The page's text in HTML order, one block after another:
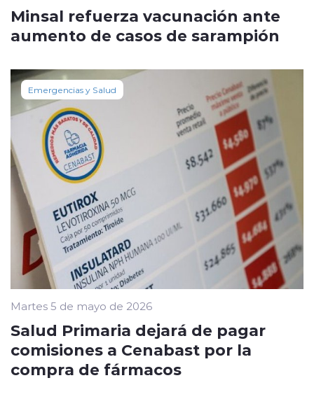
Minsal refuerza vacunación ante
aumento de casos de sarampión
Emergencias y Salud
Martes 5 de mayo de 2026
Salud Primaria dejará de pagar
comisiones a Cenabast por la
compra de fármacos